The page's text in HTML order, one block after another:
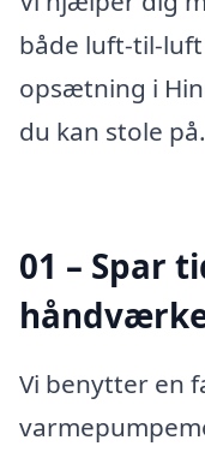
både luft-til-
opsætning i
du kan stole på.
01 – Spar
Vi benytter en